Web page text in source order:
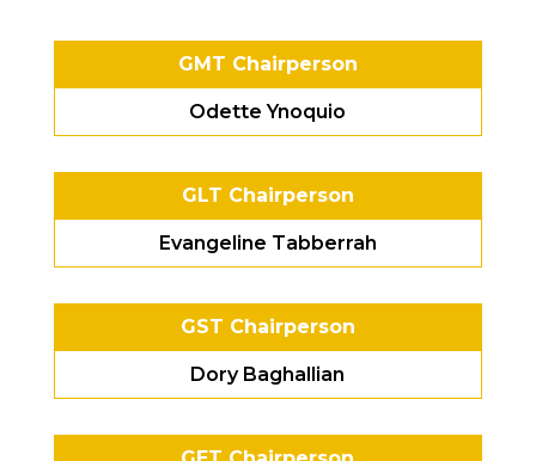
GMT Chairperson
Odette Ynoquio
GLT Chairperson
Evangeline Tabberrah
GST Chairperson
Dory Baghallian